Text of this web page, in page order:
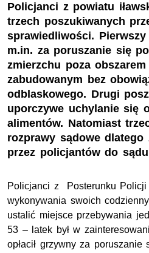
Policjanci z powiatu
trzech poszukiwanych
sprawiedliwości.
m.in. za poruszanie się
zmierzchu poza obszarem
zabudowanym bez
odblaskowego. Drugi
uporczywe uchylanie się
alimentów. Natomiast
rozprawy sądowe dlatego
przez policjantów do
Policjanci z Posterunku
wykonywania swoich
ustalić miejsce przebywania
53 – latek był w
opłacił grzywny za